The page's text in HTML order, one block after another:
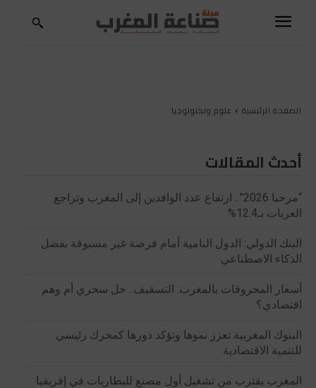
الصفحة الرئيسية علوم وتكنولوجيا
أحدث المقالات
“مرحبا 2026”.. ارتفاع عدد الوافدين إلى المغرب وتراجع
العربات بـ12.4%
البنك الدولي: الدول النامية أمام فرصة غير مسبوقة بفضل
الذكاء الاصطناعي
أسعار المحروقات بالمغرب: التسقيف.. حل سحري أم وهم
اقتصادي؟
البنوك المغربية تعزز نموها وتؤكد دورها كمحرك رئيسي
للتنمية الاقتصادية
المغرب يقترب من تشغيل أول مصنع للبطاريات في إفريقيا